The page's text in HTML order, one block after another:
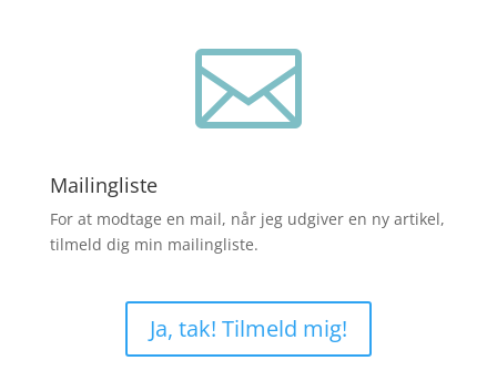

Mailingliste
For at modtage en mail, når jeg udgiver en ny artikel,
tilmeld dig min mailingliste.
Ja, tak! Tilmeld mig!